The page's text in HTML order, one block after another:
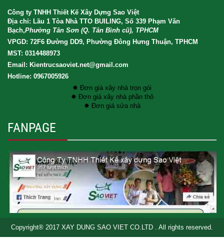
Công ty TNHH Thiết Kế Xây Dựng Sao Việt
Địa chỉ: Lầu 1 Tòa Nhà TTO BUILING, Số 339 Phạm Văn
Bạch,Phường Tân Sơn (Q. Tân Bình cũ), TPHCM
VPGD: 72F6 Đường DD9, Phường Đông Hưng Thuận, TPHCM
MST: 0314488973
Email: Kientrucsaoviet.net@gmail.com
Hotline: 0967005926
✸ Đơn giá xây nhà trọn gói
✸ Đơn giá xây nhà phần thô
✸ Đơn giá sửa nhà
FANPAGE
Copyright® 2017 XAY DUNG SAO VIET CO.LTD . All rights reserved.